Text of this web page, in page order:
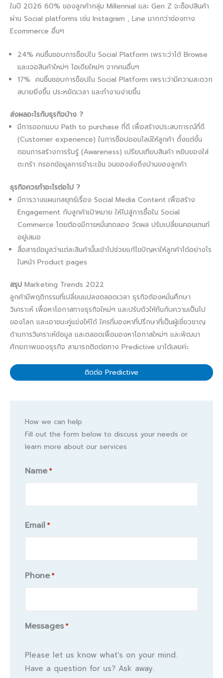
ในปี 2026 60% ของลูกค้ากลุ่ม Millennial และ Gen Z จะช็อปสินค้า
ผ่าน Social platforms เช่น Instagram , Line มากกว่าช่องทาง
Ecommerce อื่นๆ
24% คนชื่นชอบการช็อปใน Social Platform เพราะว่าได้ Browse
และเจอสินค้าใหม่ๆ ไอเดียใหม่ๆ จากคนอื่นๆ
17% คนชื่นชอบการช็อปใน Social Platform เพราะว่ามีความสะดวก
สบายยิ่งขึ้น ประหยัดเวลา และทำงานง่ายขึ้น
ส่งผลอะไรกับธุรกิจบ้าง ?​
มีการออกแบบ Path to purchase ที่ดี เพื่อสร้างประสบการณ์ที่ดี
(Customer experience) ในการช็อปออนไลน์ให้ลูกค้า ตั้งแต่ขั้น
ตอนการสร้างการรับรู้ (Awareness) เปรียบเทียบสินค้า หยิบของใส่
ตะกร้า กรอกข้อมูลการชำระเงิน จนของส่งถึงบ้านของลูกค้า
ธุรกิจควรทำอะไรต่อไป ?
มีการวางแผนกลยุทธ์เรื่อง Social Media Content เพื่อสร้าง
Engagement กับลูกค้าเป้าหมาย ให้ไปสู่การซื้อใน Social
Commerce โดยต้องมีการหมั่นทดลอง วัดผล ปรับเปลี่ยนคอนเทนท์
อยู่เสมอ
สื่อสารข้อมูลว่าแต่ละสินค้านั้นเข้าไปช่วยแก้ไขปัญหาให้ลูกค้าได้อย่างไร
ในหน้า Product pages
สรุป Marketing Trends 2022
ลูกค้ามีพฤติกรรมที่เปลี่ยนแปลงตลอดเวลา ธุรกิจต้องหมั่นศึกษา
วิเคราะห์​ เพื่อหาโอกาสทางธุรกิจใหม่ๆ และปรับตัวให้ทันกับความเป็นไป
ของโลก และเอาชนะคู่แข่งให้ได้ ใครที่มองหาที่ปรึกษาที่เป็นผู้เชี่ยวชาญ
ด้านการวิเคราะห์ข้อมูล และตลอดเพื่อมองหาโอกาสใหม่ๆ และพัฒนา
ศักยภาพของธุรกิจ สามารถติดต่อทาง Predictive มาได้เลยค่ะ
ติดต่อ Predictive
How we can help
Fill out the form below to discuss your needs or
learn more about our services
Name *
Name
Email *
Phone *
Messages *
Please let us know what's on your mind.
Have a question for us? Ask away.